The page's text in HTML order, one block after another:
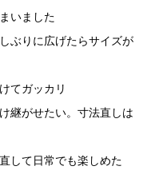
いました
ぶりに広げたらサイズが
てガッカリ
継がせたい。寸法直しは
して日常でも楽しめた